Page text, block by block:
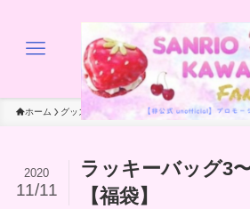
ホーム グッズ 雑貨
ラッキーバッグ3
【福袋】
2020
11/11